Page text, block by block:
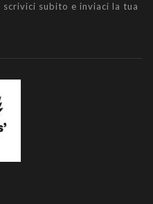
scrivici subito e inviaci la tua